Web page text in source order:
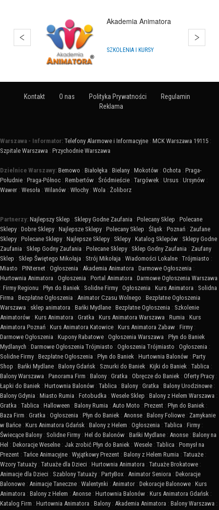
Akademia Animatora
SZKOLENIA I KURSY
Kontakt O nas Polityka Prywatności
Regulamin
Reklama
Warszawa - Informator: Telefony Alarmowe i Informacyjne : MCK Warszawa 19115 :
Szpitale Warszawa : Przychodnie Warszawa
Dzielnice Warszawy: Bemowo : Białołęka : Bielany : Mokotów : Ochota : Praga-
Południe : Praga-Północ : Rembertów : Śródmieście : Targówek : Ursus : Ursynów :
Wawer : Wesoła : Wilanów : Włochy : Wola : Żoliborz
Partnerzy: Najlepszy Sklep : Sklepy Godne Zaufania : Polecany Sklep : Polecane
Sklepy : Dobre Sklepy : Najlepsze Sklepy : Polecany Sklep : Śląsk : Poznań : Zaufane
Sklepy : Polecane Sklepy : Najlepsze Sklepy : Sklepy : Katalog Sklepów : Sklepy Godne
Zaufania : Sklep Godny Zaufania : Polecane Sklepy : Sklep Godny Zaufania : Zaufany
Sklep : Sklep Świętego Mikołaja : Strój Mikołaja : Wiadomości Lokalne : Trójmiasto :
Miasto : PINternet : Ogłoszenia : Akademia Animatora : Darmowe Ogłoszenia :
Hurtownia Animatora : Ogłoszenia : Portal Animatora : Darmowe Ogłoszenia Warszawa
: Firmy Regionu : Płyn do Baniek : Solidne Firmy : Ogłoszenia : Kurs Animatora : Solidna
Firma : Bezpłatne Ogłoszenia : Animator Czasu Wolnego : Bezpłatne Ogłoszenia
Warszawa : sklep animatora : Bańki Mydlane : Bezpłatne Ogłoszenia : Szkolenie
Animatorów : Kurs Animatora : Gratka : Kurs Animatora Warszawa : Rumia : Kurs
Animatora Poznań : Kurs Animatora Katowice : Kurs Animatora Zabaw : Firmy :
Darmowe Ogłoszenia : Kupony Rabatowe : Ogłoszenia Warszawa : Płyn do Baniek
Mydlanych : Darmowe Ogłoszenia Trójmiasto : Ogłoszenia Trójmiasto : Ogłoszenia :
Solidne Firmy : Bezpłatne Ogłoszenia : Płyn do Baniek : Hurtownia Balonów : Party
Shop : Bańki Mydlane : Balony Gdańsk : Sznurki do Baniek : Kijki do Baniek : Tablica :
Balony Warszawa : Panorama Firm : Balony : Gratka : Obręcze do Baniek : Oferty Pracy :
Łapki do Baniek : Hurtownia Balonów : Tablica : Balony : Gratka : Balony Urodzinowe :
Balony Gdynia : Miasto Rumia : Fotobudka : Wesele Sklep : Balony z Helem Warszawa :
Gratka : Tablica : Halloween : Balony Rumia : Auto Moto : Prezent : Płyn do Baniek :
Baza Firm : Gratka : Ogłoszenia : Płyn do Baniek : Anonse : Balony Foliowe : Zamykanie
w Bańce : Kurs Animatora Gdańsk : Balony z Helem : Ogłoszenia : Tablica : Firmy :
Świecące Balony : Solidne Firmy : Hel do Balonów : Bańki Mydlane : Anonse : Balony na
Hel : Dekoracje Weselne : Jak zrobić Płyn do Baniek : Wesele : Tablica : Pomysł na
Prezent : Tańce Animacyjne : Wyjątkowy Prezent : Balony z Helem Rumia : Tatuaże :
Wzory Tatuaży : Tatuaże dla Dzieci : Hurtownia Animatora : Tatuaże Brokatowe :
Animacje dla Dzieci : Szablony Tatuaży : PartyBox : Animator Seniora : Dekoracje
Balonowe : Animacje Taneczne : Walentynki : Animator : Dekoracje Balonowe : Kurs
Animatora : Balony z Helem : Anonse : Hurtownia Balonów : Kurs Animatora Gdańsk :
Katalog Firm : Hurtownia Animatora : Balony : Akademia Animatora : Balony Warszawa :